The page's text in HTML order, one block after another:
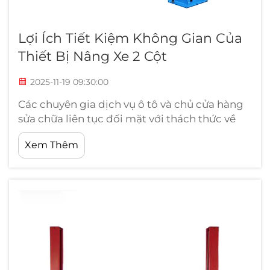
Lợi Ích Tiết Kiệm Không Gian Của
Thiết Bị Nâng Xe 2 Cột
2025-11-19 09:30:00
Các chuyên gia dịch vụ ô tô và chủ cửa hàng
sửa chữa liên tục đối mặt với thách thức về
việc tối đa hóa hiệu quả không gian làm việc
trong khi vẫn duy trì các tiêu chuẩn dịch vụ
chất lượng cao. Một thiết bị nâng xe 2 trụ đại
Xem Thêm